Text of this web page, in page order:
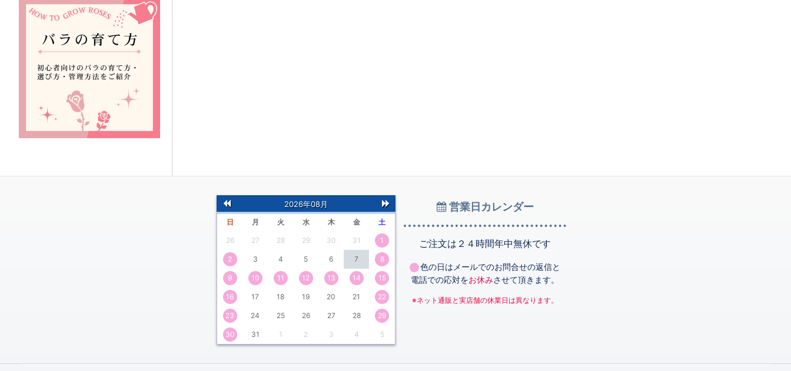
前
の
月
次
月
2026年08月
日 月 火 水 木 金 土
26 27 28 29 30 31 1
2 3 4 5 6 7 8
9 10 11 12 13 14 15
16 17 18 19 20 21 22
23 24 25 26 27 28 29
30 31 1 2 3 4 5
営業日カレンダー
ご注文は２４時間年中無休です
色の日はメールでのお問合せの返信と
電話での応対をお休みさせて頂きます。
※ネット通販と実店舗の休業日は異なります。